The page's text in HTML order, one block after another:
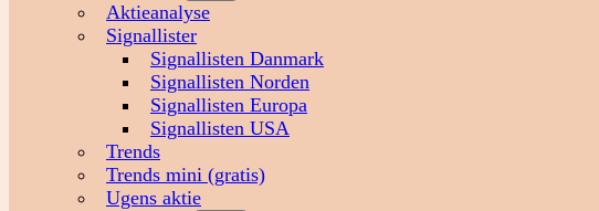
Aktieanalyse
Signallister
Signallisten Danmark
Signallisten Norden
Signallisten Europa
Signallisten USA
Trends
Trends mini (gratis)
Ugens aktie